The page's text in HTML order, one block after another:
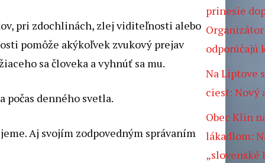
pri zdochlinách, zlej viditeľnosti alebo
pomôže akýkoľvek zvukový prejav
sa človeka a vyhnúť sa mu.
počas denného svetla.
Aj svojím zodpovedným správaním
prinesie
odporúčajú
Na Liptove
ciest: Nový
Obec Klin
lákadlom:
„slovenské